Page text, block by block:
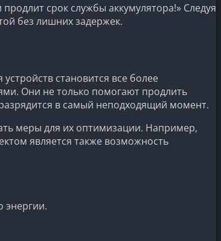
срок службы аккумулятора!» Следуя
без лишних задержек.
становится все более
Они не только помогают продлить
в самый неподходящий момент.
меры для их оптимизации. Например,
является также возможность
энергии.